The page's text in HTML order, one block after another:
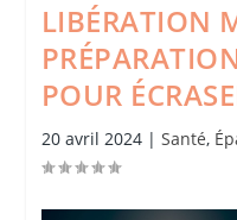
LIBÉRATION
POUR
20 avril 2024| Santé,